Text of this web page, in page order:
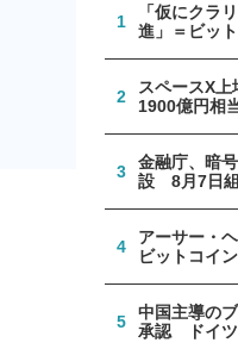
1
「仮にクラ
進」＝ビッ
2
スペースX
1900億円相
3
金融庁、暗
設 8月7日
4
アーサー・
ビットコイ
5
中国主導の
承認 ドイツ